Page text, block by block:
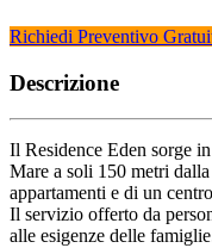
Richiedi Preventivo
Descrizione
Il Residence Eden sorge
Mare a soli 150 metri
appartamenti e di un
Il servizio offerto da
alle esigenze delle